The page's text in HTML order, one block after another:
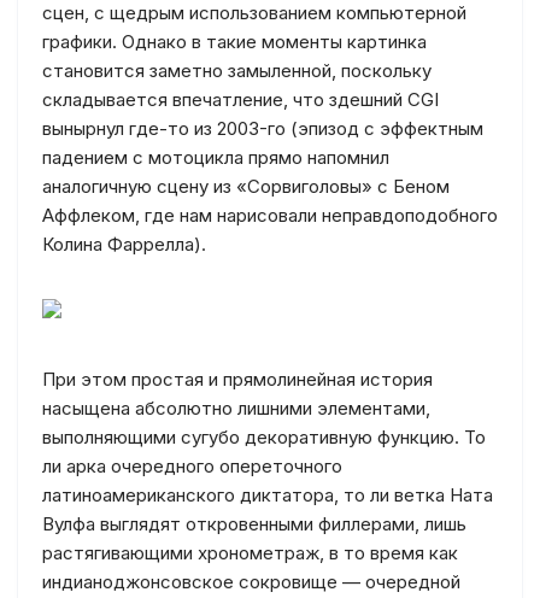
сцен, с щедрым использованием компьютерной
графики. Однако в такие моменты картинка
становится заметно замыленной, поскольку
складывается впечатление, что здешний CGI
вынырнул где-то из 2003-го (эпизод с эффектным
падением с мотоцикла прямо напомнил
аналогичную сцену из «Сорвиголовы» с Беном
Аффлеком, где нам нарисовали неправдоподобного
Колина Фаррелла).
При этом простая и прямолинейная история
насыщена абсолютно лишними элементами,
выполняющими сугубо декоративную функцию. То
ли арка очередного опереточного
латиноамериканского диктатора, то ли ветка Ната
Вулфа выглядят откровенными филлерами, лишь
растягивающими хронометраж, в то время как
индианоджонсовское сокровище — очередной